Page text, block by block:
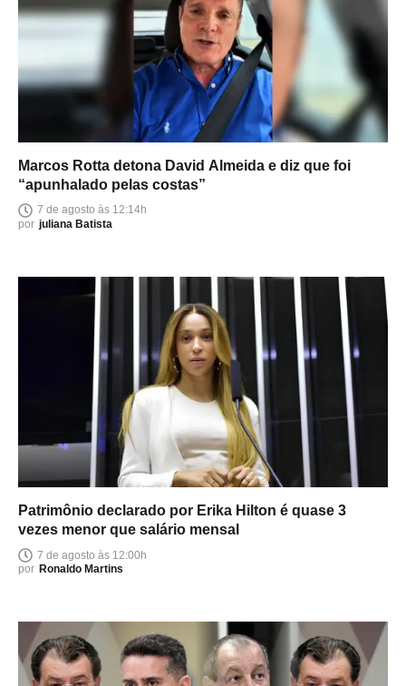
Marcos Rotta detona David Almeida e diz que foi
“apunhalado pelas costas”
7 de agosto às 12:14h
por juliana Batista
Patrimônio declarado por Erika Hilton é quase 3
vezes menor que salário mensal
7 de agosto às 12:00h
por Ronaldo Martins